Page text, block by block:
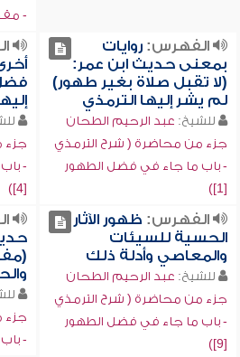
-
الفهرس:روايات
بمعنى حديث ابن عمر:
(لا تقبل صلاة بغير طهور)
لم يشر إليها الترمذي
للشيخ: عبد الرحيم الطحان
جزء من محاضرة ( شرح الترمذي
- باب ما جاء في فضل الطهور
[1])
جزء
-
[4])
الفهرس: ظهور الآثار
الحسية للسيئات
والمعاصي وأدلة ذلك
للشيخ: عبد الرحيم الطحان
جزء من محاضرة ( شرح الترمذي
- باب ما جاء في فضل الطهور
[9])
جزء
- باب